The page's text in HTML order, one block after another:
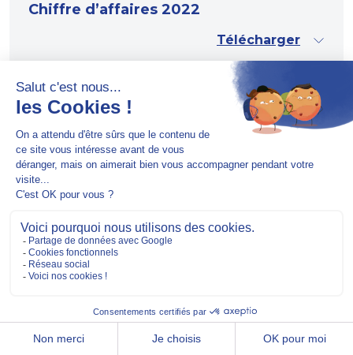
Chiffre d’affaires 2022
Télécharger
29.11.2022
HERIGE finalise l’acquisition de
PORALU Groupe et devient un des
principaux acteurs français de la
menuiserie industrielle
Télécharger
Chiffre d’affaires du 3ème trimestre
2022